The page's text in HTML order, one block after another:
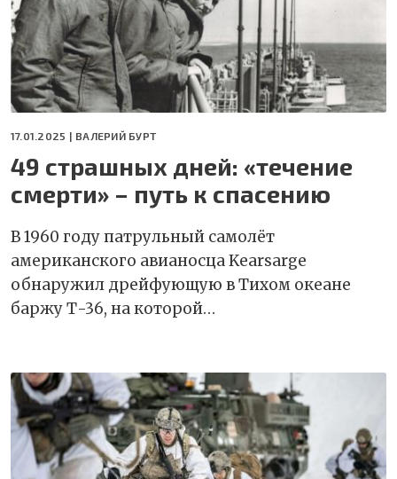
17.01.2025 | ВАЛЕРИЙ БУРТ
49 страшных дней: «течение
смерти» – путь к спасению
В 1960 году патрульный самолёт
американского авианосца Kearsarge
обнаружил дрейфующую в Тихом океане
баржу Т-36, на которой…